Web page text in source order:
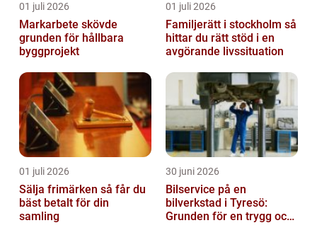
01 juli 2026
Markarbete skövde
grunden för hållbara
byggprojekt
01 juli 2026
Familjerätt i stockholm så
hittar du rätt stöd i en
avgörande livssituation
01 juli 2026
Sälja frimärken så får du
bäst betalt för din
samling
30 juni 2026
Bilservice på en
bilverkstad i Tyresö:
Grunden för en trygg och